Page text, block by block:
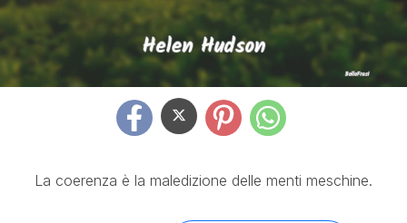
La coerenza è la maledizione delle menti meschine.